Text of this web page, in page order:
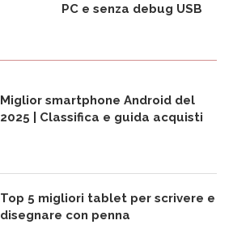
PC e senza debug USB
Miglior smartphone Android del
2025 | Classifica e guida acquisti
Top 5 migliori tablet per scrivere e
disegnare con penna